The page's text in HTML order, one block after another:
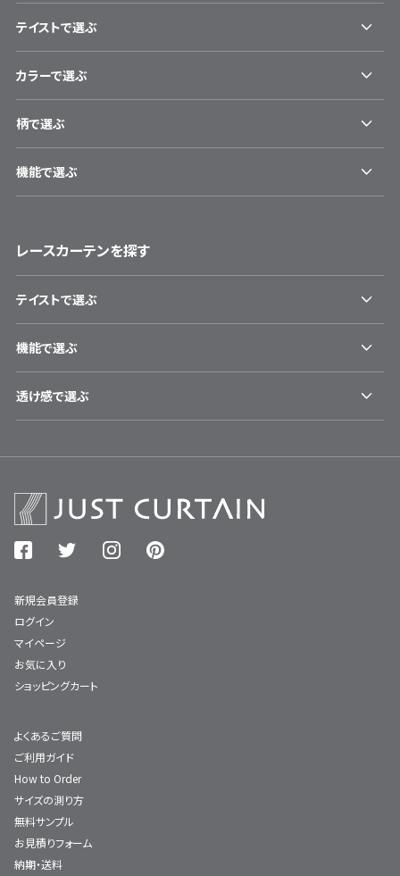
テイストで選ぶ
カラーで選ぶ
柄で選ぶ
機能で選ぶ
レースカーテンを探す
テイストで選ぶ
機能で選ぶ
透け感で選ぶ
新規会員登録
ログイン
マイページ
お気に入り
ショッピングカート
よくあるご質問
ご利用ガイド
How to Order
サイズの測り方
無料サンプル
お見積りフォーム
納期・送料